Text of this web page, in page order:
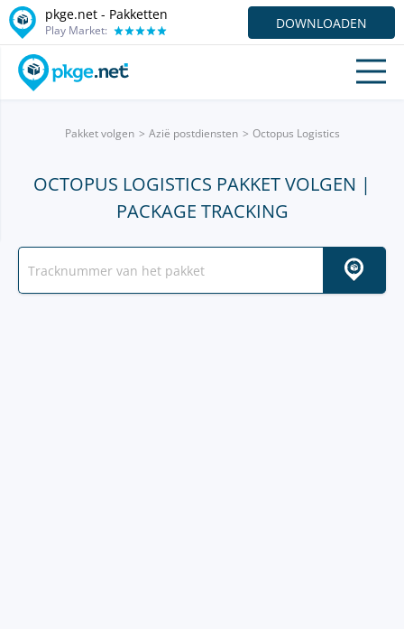
pkge.net - Pakketten
Play Market: DOWNLOADEN
Pakket volgen Azië postdiensten Octopus Logistics
OCTOPUS LOGISTICS PAKKET VOLGEN |
PACKAGE TRACKING